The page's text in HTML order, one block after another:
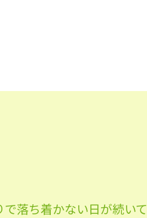
落ち着かない日が続いて